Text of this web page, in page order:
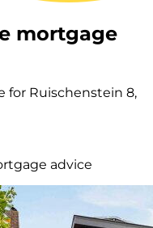
mortgage
for Ruischenstein 8,
advice